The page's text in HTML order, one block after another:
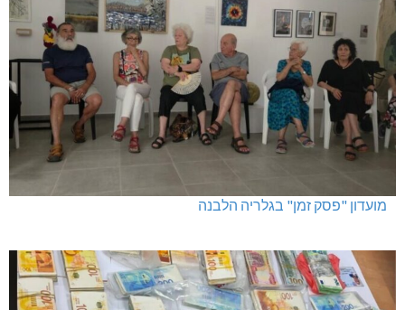
מועדון "פסק זמן" בגלריה הלבנה